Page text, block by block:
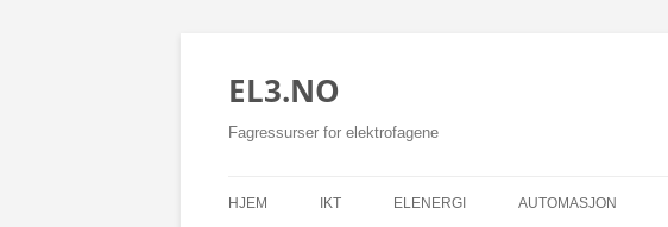
EL3.NO
Fagressurser for elektrofagene
HJEM IKT ELENERGI AUTOMASJON